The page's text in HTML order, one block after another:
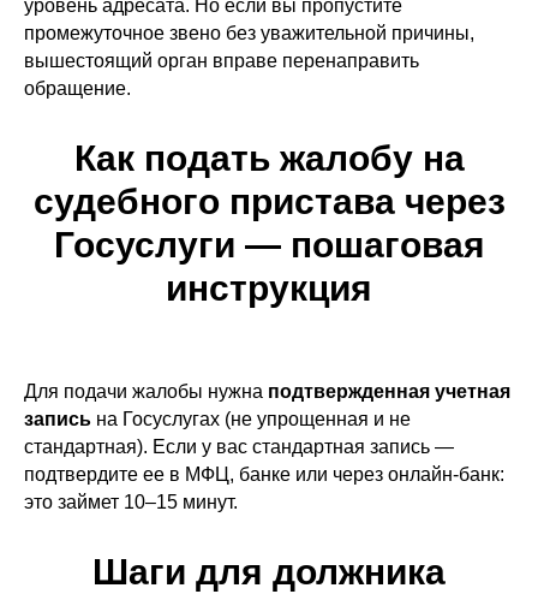
уровень адресата. Но если вы пропустите
промежуточное звено без уважительной причины,
вышестоящий орган вправе перенаправить
обращение.
Как подать жалобу на
судебного пристава через
Госуслуги — пошаговая
инструкция
Для подачи жалобы нужна подтвержденная учетная
запись на Госуслугах (не упрощенная и не
стандартная). Если у вас стандартная запись —
подтвердите ее в МФЦ, банке или через онлайн-банк:
это займет 10–15 минут.
Шаги для должника